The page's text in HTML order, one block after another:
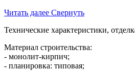
Читать далее Свернуть
Технические характеристики,
Материал строительства:
- монолит-кирпич;
- планировка: типовая;